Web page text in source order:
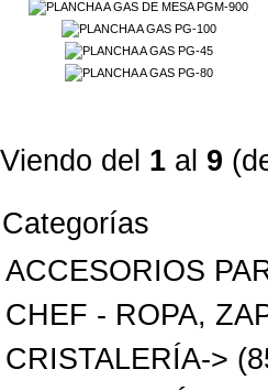
Viendo del 1 al 9
Categorías
ACCESORIOS
CHEF - ROPA,
CRISTALERÍA->